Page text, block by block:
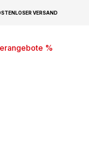
VERSAND
%